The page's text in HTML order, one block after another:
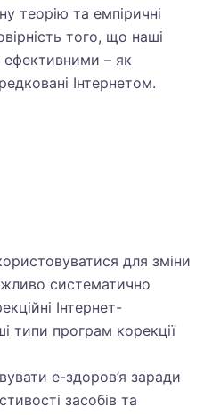
теорію та емпіричні
того, що наші
ефективними – як
Інтернетом.
для зміни
систематично
Інтернет-
типи програм корекції
е-здоров’я заради
засобів та